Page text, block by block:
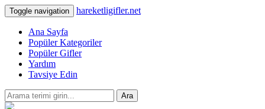
Toggle navigation hareketligifler.net
Ana Sayfa
Popüler Kategoriler
Popüler Gifler
Yardım
Tavsiye Edin
Ara